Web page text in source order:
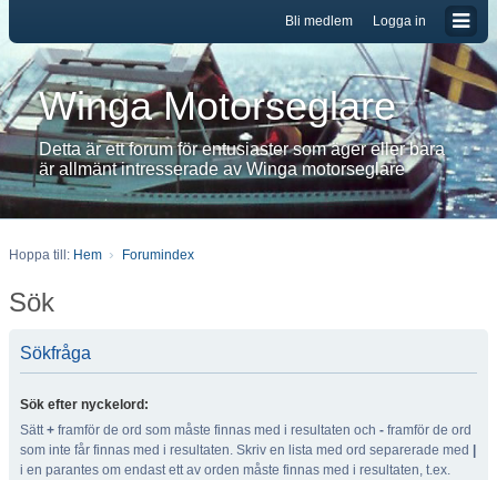
Logga in
Bli medlem
Winga Motorseglare
Detta är ett forum för entusiaster som äger eller bara
är allmänt intresserade av Winga motorseglare
Hoppa till: Hem Forumindex
Sök
Sökfråga
Sök efter nyckelord:
Sätt+ framför de ord som måste finnas med i resultaten och - framför de ord
som inte får finnas med i resultaten. Skriv en lista med ord separerade med
i en parantes om endast ett av orden måste finnas med i resultaten, t.ex.